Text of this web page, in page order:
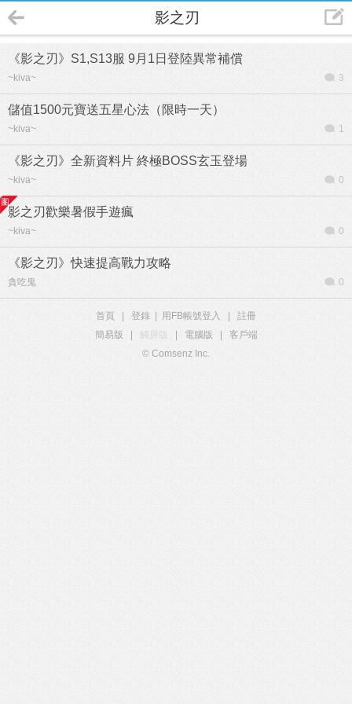
影之刃
《影之刃》S1,S13服 9月1日登陸異常補償
~kiva~ 3
儲值1500元寶送五星心法（限時一天）
~kiva~ 1
《影之刃》全新資料片 終極BOSS玄玉登場
~kiva~ 0
影之刃歡樂暑假手遊瘋
~kiva~ 0
《影之刃》快速提高戰力攻略
貪吃鬼 0
首頁 登錄 用FB帳號登入
註冊
簡易版
觸屏版 電腦版
客戶端
© Comsenz Inc.